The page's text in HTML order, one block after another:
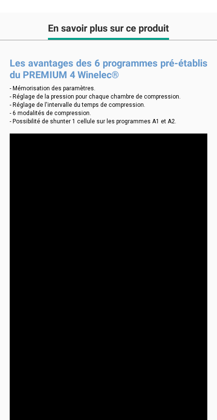
En savoir plus sur ce produit
Les avantages des 6 programmes pré-établis
du PREMIUM 4 Winelec®
- Mémorisation des paramètres.
- Réglage de la pression pour chaque chambre de compression.
- Réglage de l'intervalle du temps de compression.
- 6 modalités de compression.
- Possibilité de shunter 1 cellule sur les programmes A1 et A2.